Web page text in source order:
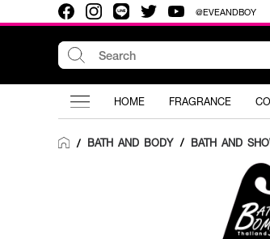
@EVEANDBOY
HOME FRAGRANCE
/ BATH AND BODY / BATH AND